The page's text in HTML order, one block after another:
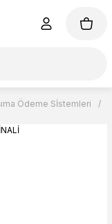
Ödeme Sİstemleri